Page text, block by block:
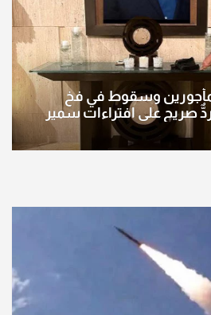
وسقوط في فخ
صريح على افتراءات سمير